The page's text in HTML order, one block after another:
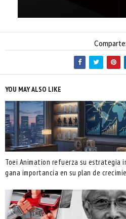
Comparte:
YOU MAY ALSO LIKE
Toei Animation refuerza su estrategia
gana importancia en su plan de